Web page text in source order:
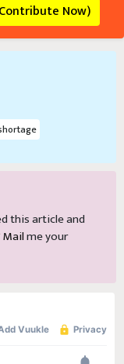
Now)
this article and
Mailme your